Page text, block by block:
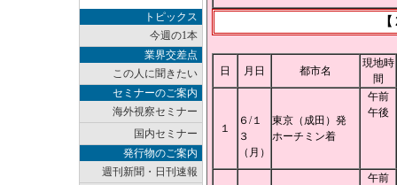
トピックス
今週の1本
業界交差点
この人に聞きたい
セミナーのご案内
海外視察セミナー
国内セミナー
発行物のご案内
週刊新聞・日刊速報
日 月日 都市名
現地時
間
１
６/１
３
（月）
東京（成田）発
ホーチミン着
午前
午後
午前